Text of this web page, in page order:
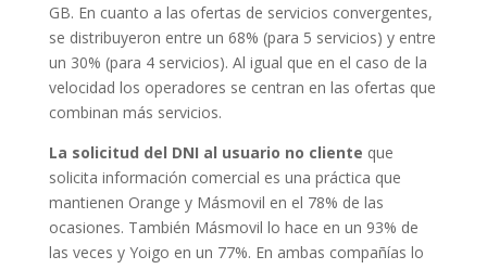
GB. En cuanto a las ofertas de servicios convergentes,
se distribuyeron entre un 68% (para 5 servicios) y entre
un 30% (para 4 servicios). Al igual que en el caso de la
velocidad los operadores se centran en las ofertas que
combinan más servicios.
La solicitud del DNI al usuario no cliente que
solicita información comercial es una práctica que
mantienen Orange y Másmovil en el 78% de las
ocasiones. También Másmovil lo hace en un 93% de
las veces y Yoigo en un 77%. En ambas compañías lo